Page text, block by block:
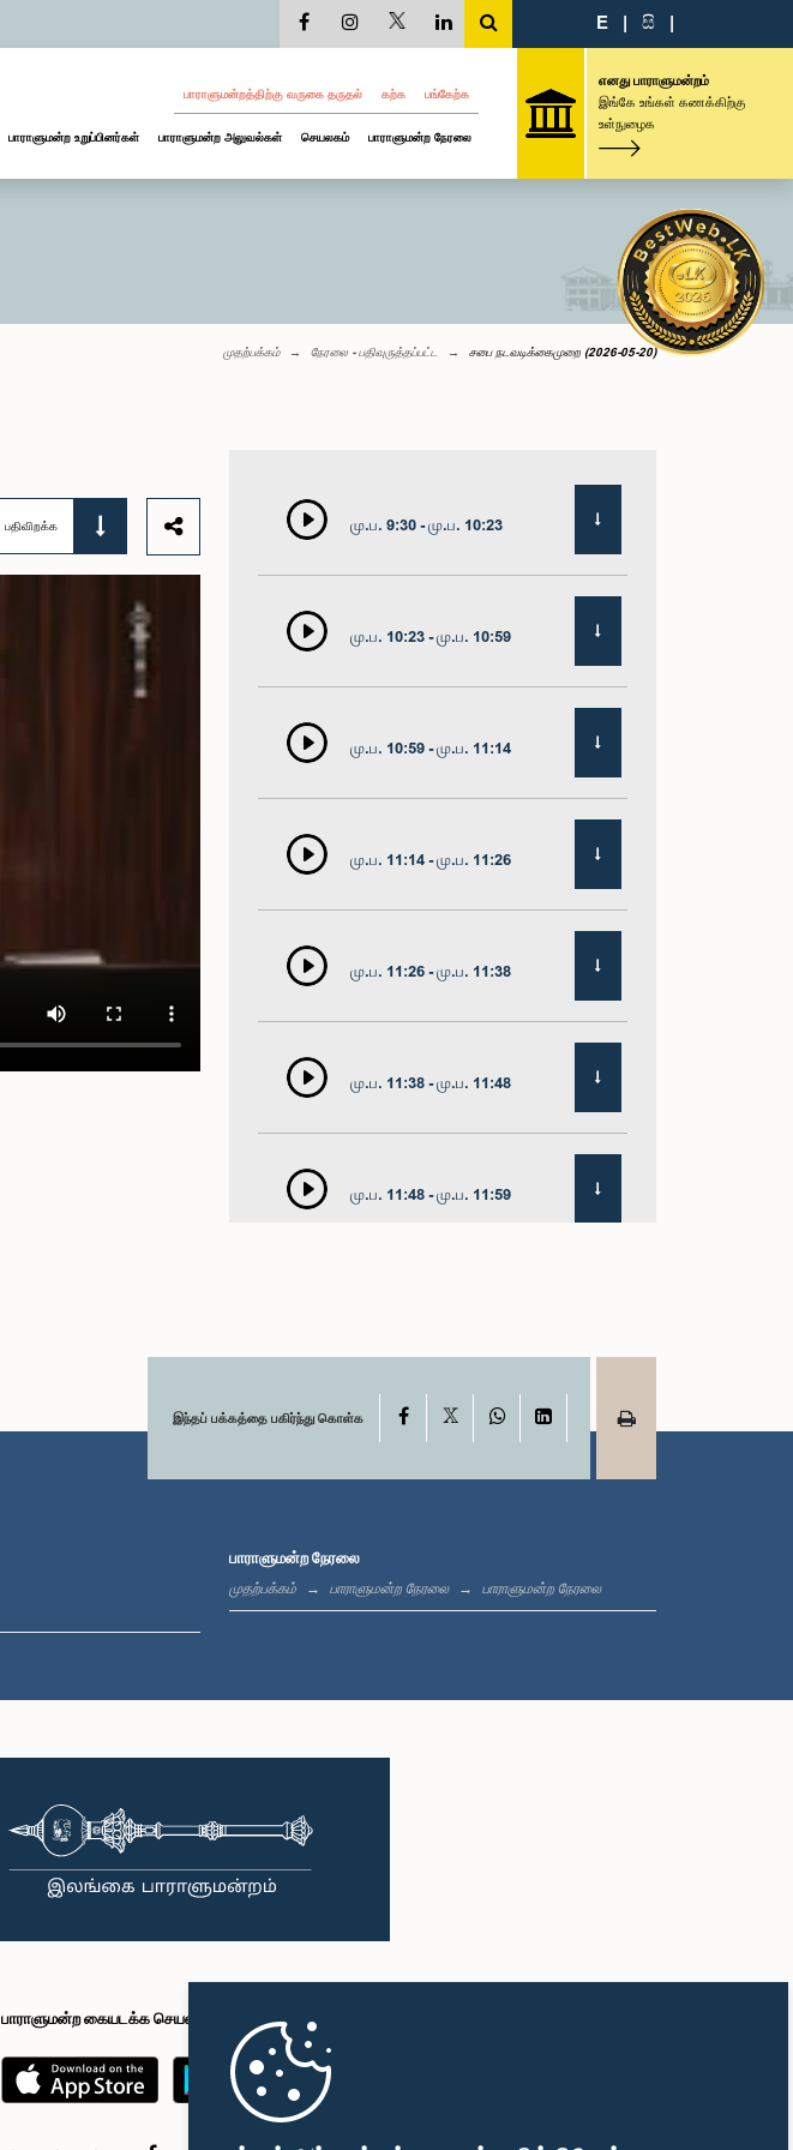
E | සි |
பாராளுமன்றத்திற்கு வருகை தருதல் கற்க பங்கேற்க
பாராளுமன்ற உறுப்பினர்கள் பாராளுமன்ற அலுவல்கள் செயலகம் பாராளுமன்ற நேரலை
எனது பாராளுமன்றம்
இங்கே உங்கள் கணக்கிற்கு
உள்நுழைக
முதற்பக்கம் நேரலை - பதிவுருத்தப்பட்ட சபை நடவடிக்கைமுறை (2026-05-20)
பதிவிறக்க மு.ப. 9:30 - மு.ப. 10:23
மு.ப. 10:23 - மு.ப. 10:59
மு.ப. 10:59 - மு.ப. 11:14
மு.ப. 11:14 - மு.ப. 11:26
மு.ப. 11:26 - மு.ப. 11:38
மு.ப. 11:38 - மு.ப. 11:48
மு.ப. 11:48 - மு.ப. 11:59
பி.ப. 12:16 - பி.ப. 12:24
இந்தப் பக்கத்தை பகிர்ந்து கொள்க Facebook WhatsAppLinkedIn
பாராளுமன்ற நேரலை
முதற்பக்கம் பாராளுமன்ற நேரலை பாராளுமன்ற நேரலை
பாராளுமன்ற கையடக்க செயலி